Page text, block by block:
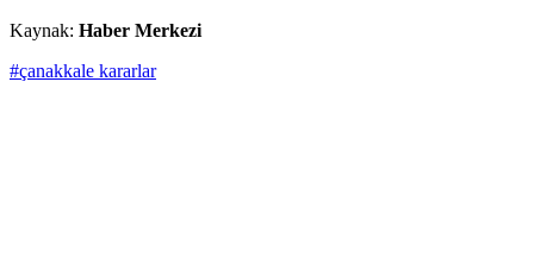
Kaynak: Haber Merkezi
#çanakkale kararlar